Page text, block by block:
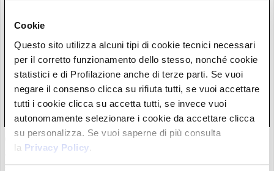
Cookie
Questo sito utilizza alcuni tipi di cookie tecnici necessari
per il corretto funzionamento dello stesso, nonché cookie
statistici e di Profilazione anche di terze parti. Se vuoi
negare il consenso clicca su rifiuta tutti, se vuoi accettare
tutti i cookie clicca su accetta tutti, se invece vuoi
autonomamente selezionare i cookie da accettare clicca
su personalizza. Se vuoi saperne di più consulta
la Privacy Policy.
60 milioni liquidati per sbaglio saranno rimborsati dal
gestore crypto dei perp TradFi
29/07/26 10:22